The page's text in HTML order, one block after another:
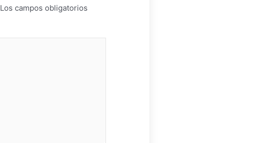
Los campos obligatorios